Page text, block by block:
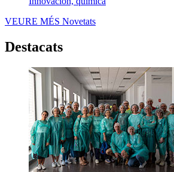
VEURE MÉS Novetats
Destacats